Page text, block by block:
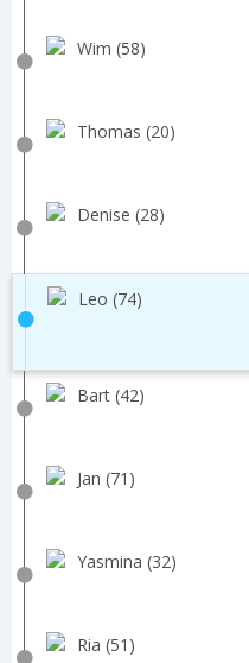
Wim (58)
Thomas (20)
Denise (28)
Leo (74)
Bart (42)
Jan (71)
Yasmina (32)
Ria (51)